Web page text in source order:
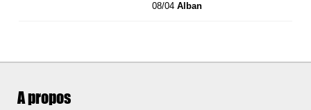
08/04Alban
A propos